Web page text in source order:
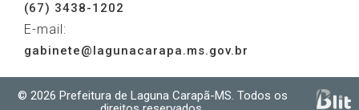
(67) 3438-1202
E-mail:
gabinete@lagunacarapa.ms.gov.br
© 2026 Prefeitura de Laguna Carapã-MS. Todos os